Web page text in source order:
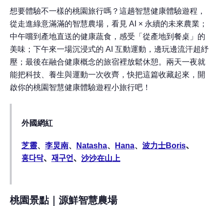
想要體驗不一樣的桃園旅行嗎？這趟智慧健康體驗遊程，
從走進綠意滿滿的智慧農場，看見 AI × 永續的未來農業；
中午嚐到產地直送的健康蔬食，感受「從產地到餐桌」的
美味；下午來一場沉浸式的 AI 互動運動，邊玩邊流汗超紓
壓；最後在融合健康概念的旅宿裡放鬆休憩。兩天一夜就
能把科技、養生與運動一次收齊，快把這篇收藏起來，開
啟你的桃園智慧健康體驗遊程小旅行吧！
外國網紅
芝靈、 李炅南、 Natasha、 Hana、 波力士Boris、
홍다닥、 재구언、 沙沙在山上
桃園景點｜源鮮智慧農場